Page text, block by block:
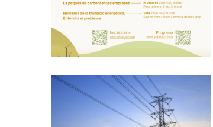
Aprèn Com
Cuidar El Planeta
Recomanacions
Per Les
Afectacions
Provocades Per